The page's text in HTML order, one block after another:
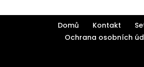
Domů Kontakt
Ochrana osobních